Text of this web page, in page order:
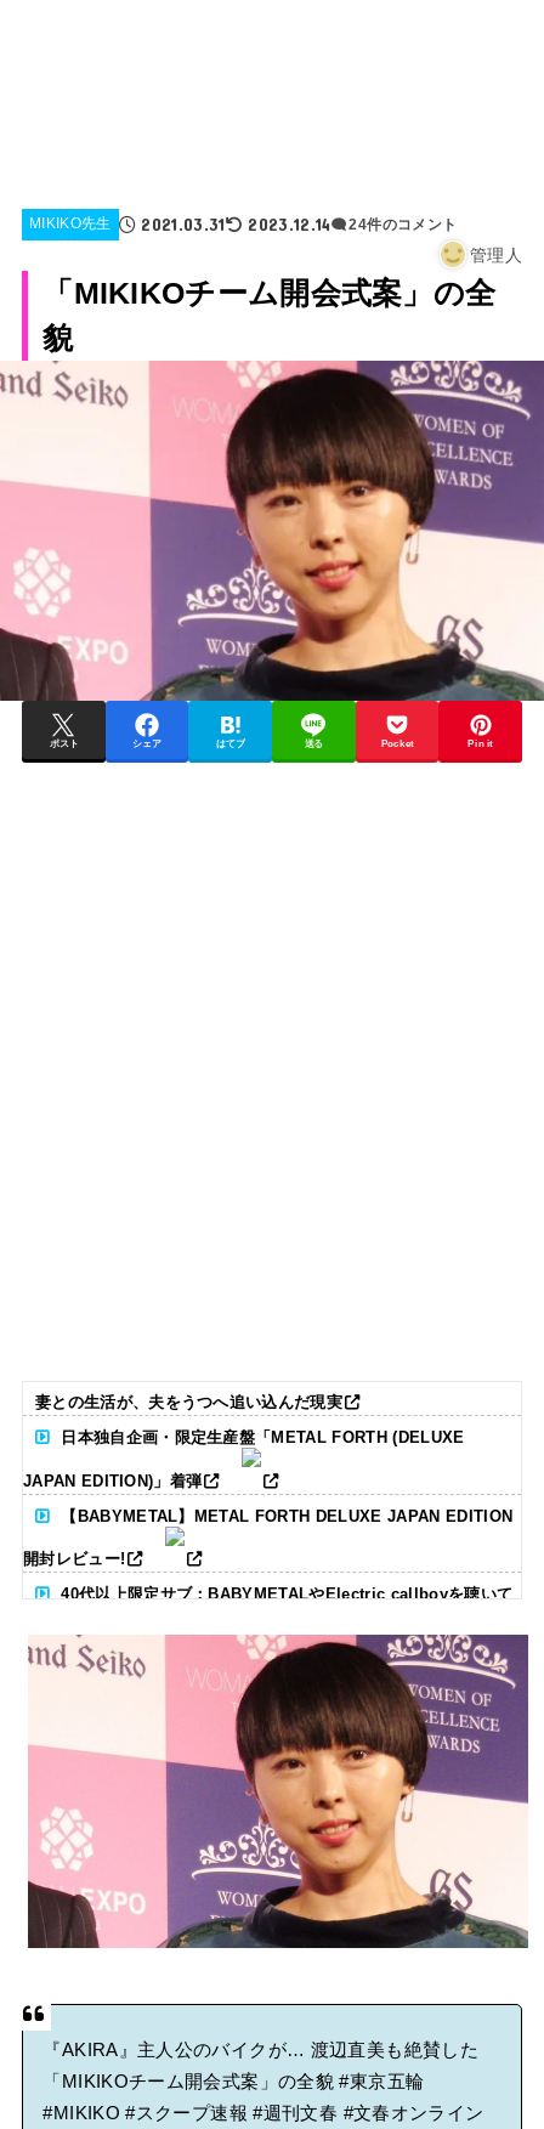
MIKIKO先生 2021.03.31 2023.12.14 24件のコメント
管理人
「MIKIKOチーム開会式案」の全
貌
ポスト シェア はてブ 送る Pocket Pin it
妻との生活が、夫をうつへ追い込んだ現実
日本独自企画・限定生産盤「METAL FORTH (DELUXE
JAPAN EDITION)」着弾
【BABYMETAL】METAL FORTH DELUXE JAPAN EDITION
開封レビュー!
40代以上限定サブ：BABYMETALやElectric callboyを聴いて
る人いる？ 【海外の反応】
BABYMETAL「CANNONBALL外伝」グッズ販売決定
タワーレコード新宿店にてBABYMETALのパネル展が開催中
Powered by livedoor 相互RSS
『AKIRA』主人公のバイクが… 渡辺直美も絶賛した
「MIKIKOチーム開会式案」の全貌#東京五輪
#MIKIKO #スクープ速報 #週刊文春 #文春オンライン